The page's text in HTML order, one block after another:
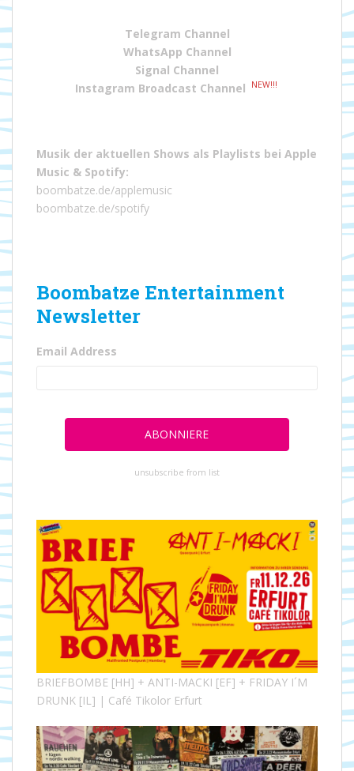
Telegram Channel
WhatsApp Channel
Signal Channel
Instagram Broadcast Channel
NEW!!!
Musik der aktuellen Shows als Playlists bei Apple
Music & Spotify:
boombatze.de/applemusic
boombatze.de/spotify
Boombatze Entertainment
Newsletter
Email Address
unsubscribe from list
BRIEFBOMBE [HH] + ANTI-MACKI [EF] + FRIDAY I´M
DRUNK [IL] | Café Tikolor Erfurt